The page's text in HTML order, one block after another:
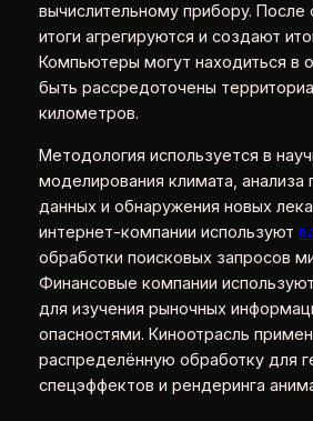
вычислительному прибору. После
итоги агрегируются и создают
Компьютеры могут находиться в
быть рассредоточены
километров.
Методология используется в
моделирования климата, анализа
данных и обнаружения новых
интернет-компании используют
обработки поисковых запросов
Финансовые компании
для изучения рыночных
опасностями. Киноотрасль
распределённую обработку для
спецэффектов и рендеринга